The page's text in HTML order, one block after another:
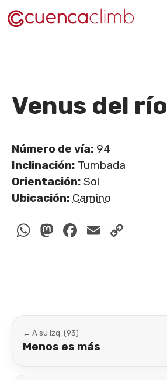
Saltar
al
Venus del río
Número de vía: 94
Inclinación: Tumbada
Orientación: Sol
Ubicación: Camino
WhatsApp
Mastodon
Facebook
Email
← A su izq. (93)
Menos es más